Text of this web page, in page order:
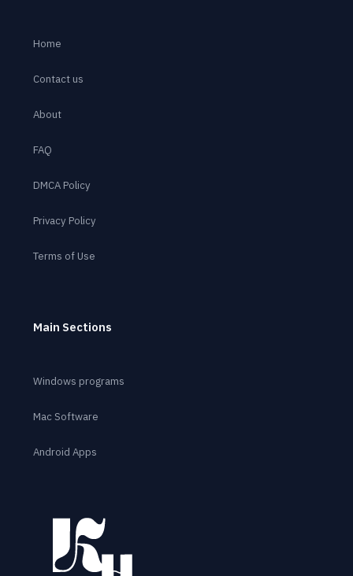
Home
Contact us
About
FAQ
DMCA Policy
Privacy Policy
Terms of Use
Main Sections
Windows programs
Mac Software
Android Apps